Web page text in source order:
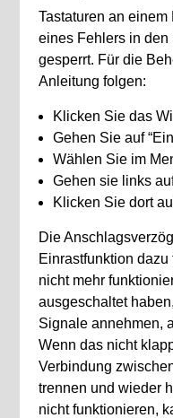
Tastaturen an
eines Fehlers in
gesperrt. Für die
Anleitung folgen:
Klicken Sie das
Gehen Sie auf
Wählen Sie im
Gehen sie links
Klicken Sie dort
Die
Einrastfunktion
nicht mehr
ausgeschaltet
Signale annehmen,
Wenn das nicht
Verbindung
trennen und wieder
nicht funktionieren,